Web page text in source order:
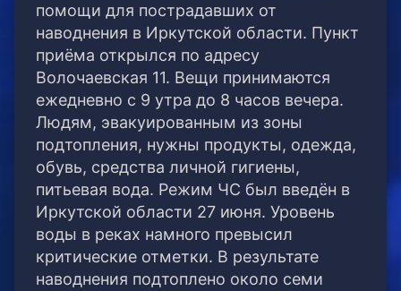
помощи для пострадавших от
наводнения в Иркутской области. Пункт
приёма открылся по адресу
Волочаевская 11. Вещи принимаются
ежедневно с 9 утра до 8 часов вечера.
Людям, эвакуированным из зоны
подтопления, нужны продукты, одежда,
обувь, средства личной гигиены,
питьевая вода. Режим ЧС был введён в
Иркутской области 27 июня. Уровень
воды в реках намного превысил
критические отметки. В результате
наводнения подтоплено около семи